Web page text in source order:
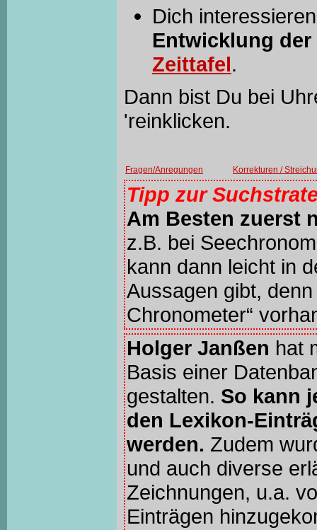
Dich
Entwicklung
Zeittafel.
Dann bist Du bei
'reinklicken.
Fragen/Anregungen Korrekturen /
Tipp zur
Am Besten zuerst
z.B. bei
kann dann leicht in
Aussagen gibt,
Chronometer“
Holger Janßen hat
Basis einer
gestalten. So kann
den Lexikon-
werden. Zudem
und auch diverse
Zeichnungen, u.a.
Einträgen